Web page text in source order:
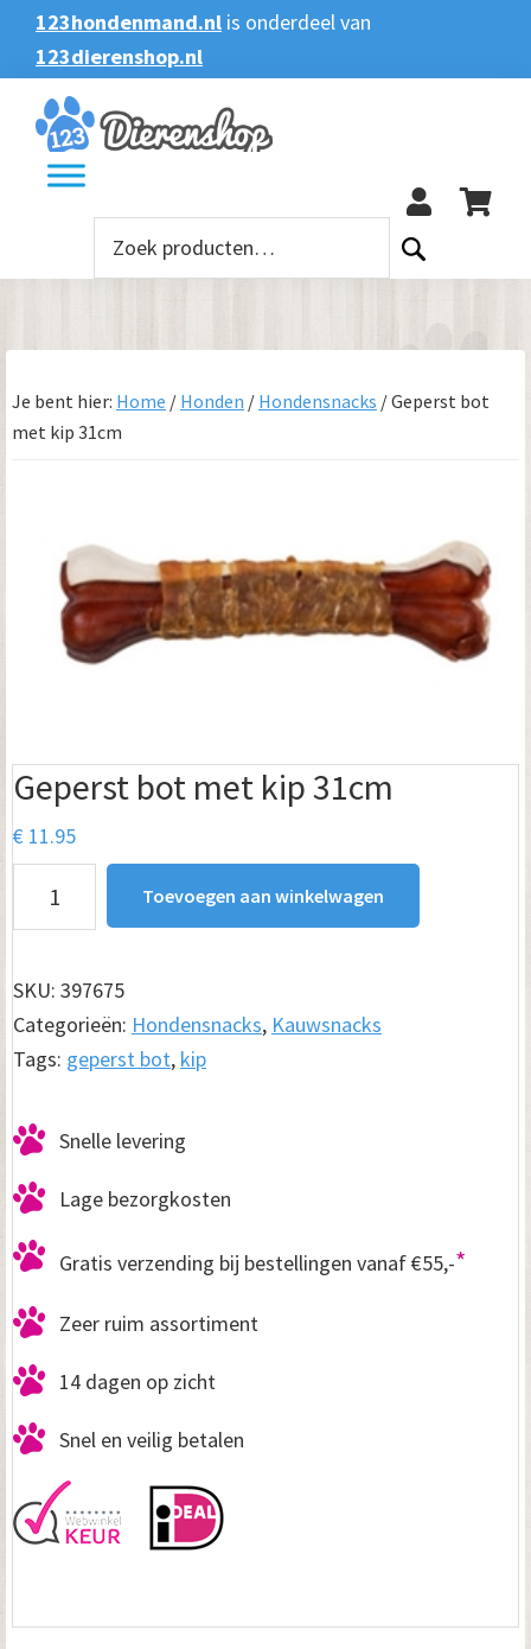
Spring
naar
de
hoofdnavigatie
Door
naar
de
hoofd
inhoud
Spring
naar
de
voettekst
123hondenmand.nl is onderdeel van
123dierenshop.nl
Zoeken
Zoeken
naar:
Je bent hier: Home / Honden / Hondensnacks /Geperst bot
met kip 31cm
Geperst bot met kip 31cm
€ 11.95
kip
31cm
aantal
Toevoegen aan winkelwagen
SKU: 397675
Categorieën: Hondensnacks, Kauwsnacks
Tags: geperst bot, kip
Snelle levering
Lage bezorgkosten
Gratis verzending bij bestellingen vanaf €55,-*
Zeer ruim assortiment
14 dagen op zicht
Snel en veilig betalen